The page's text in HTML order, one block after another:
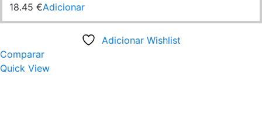
18.45 €Adicionar
Adicionar Wishlist
Comparar
Quick View